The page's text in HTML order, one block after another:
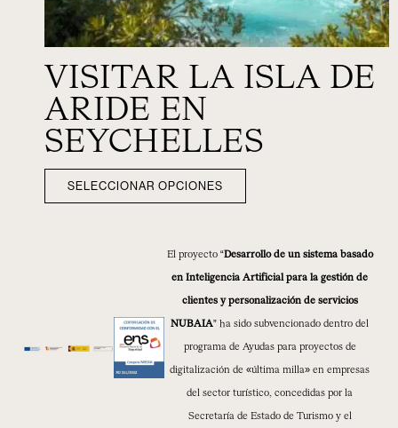
VISITAR LA ISLA DE
ARIDE EN
SEYCHELLES
SELECCIONAR OPCIONES
El proyecto “Desarrollo de un sistema basado
en Inteligencia Artificial para la gestión de
clientes y personalización de servicios
NUBAIA” ha sido subvencionado dentro del
programa de Ayudas para proyectos de
digitalización de «última milla» en empresas
del sector turístico, concedidas por la
Secretaría de Estado de Turismo y el